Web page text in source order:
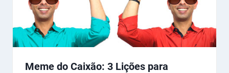
Meme do Caixão: 3 Lições para